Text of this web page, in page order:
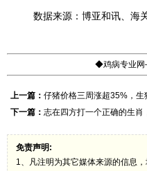
数据来源：博亚和讯、海
◆鸡病专业网
上一篇： 仔猪价格三周涨超35%，生
下一篇： 志在四方打一个正确的生肖
免责声明:
1、凡注明为其它媒体来源的信息